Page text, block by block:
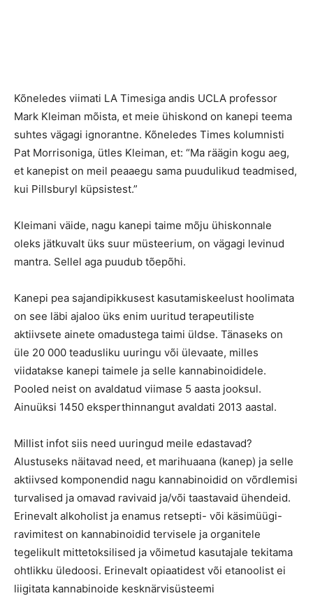
Kõneledes viimati LA Timesiga andis UCLA professor
Mark Kleiman mõista, et meie ühiskond on kanepi teema
suhtes vägagi ignorantne. Kõneledes Times kolumnisti
Pat Morrisoniga, ütles Kleiman, et: “Ma räägin kogu aeg,
et kanepist on meil peaaegu sama puudulikud teadmised,
kui Pillsburyl küpsistest.”
Kleimani väide, nagu kanepi taime mõju ühiskonnale
oleks jätkuvalt üks suur müsteerium, on vägagi levinud
mantra. Sellel aga puudub tõepõhi.
Kanepi pea sajandipikkusest kasutamiskeelust hoolimata
on see läbi ajaloo üks enim uuritud terapeutiliste
aktiivsete ainete omadustega taimi üldse. Tänaseks on
üle 20 000 teadusliku uuringu või ülevaate, milles
viidatakse kanepi taimele ja selle kannabinoididele.
Pooled neist on avaldatud viimase 5 aasta jooksul.
Ainuüksi 1450 eksperthinnangut avaldati 2013 aastal.
Millist infot siis need uuringud meile edastavad?
Alustuseks näitavad need, et marihuaana (kanep) ja selle
aktiivsed komponendid nagu kannabinoidid on võrdlemisi
turvalised ja omavad ravivaid ja/või taastavaid ühendeid.
Erinevalt alkoholist ja enamus retsepti- või käsimüügi-
ravimitest on kannabinoidid tervisele ja organitele
tegelikult mittetoksilised ja võimetud kasutajale tekitama
ohtlikku üledoosi. Erinevalt opiaatidest või etanoolist ei
liigitata kannabinoide kesknärvisüsteemi